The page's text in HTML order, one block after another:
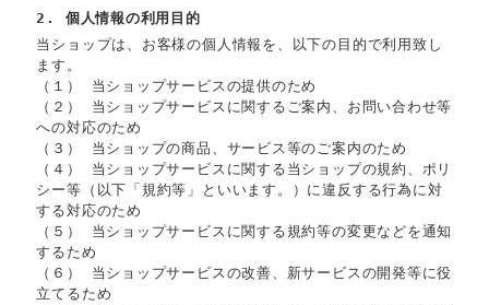
2. 個人情報の利用目的
当ショップは、お客様の個人情報を、以下の目的で利用致し
ます。
（１） 当ショップサービスの提供のため
（２） 当ショップサービスに関するご案内、お問い合わせ等
への対応のため
（３） 当ショップの商品、サービス等のご案内のため
（４） 当ショップサービスに関する当ショップの規約、ポリ
シー等（以下「規約等」といいます。）に違反する行為に対
する対応のため
（５） 当ショップサービスに関する規約等の変更などを通知
するため
（６） 当ショップサービスの改善、新サービスの開発等に役
立てるため